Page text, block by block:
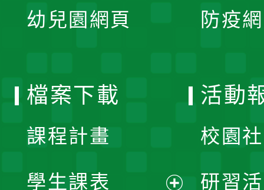
幼兒園網頁 防疫
檔案下載
課程計畫
學生課表
活動
校園
研習